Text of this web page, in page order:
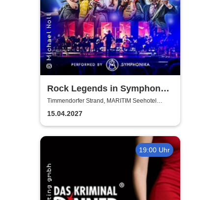
Rock Legends in Symphony -
performed by Symphonika
Timmendorfer Strand, MARITIM Seehotel
Timmendorfer Strand
15.04.2027
19:00 Uhr